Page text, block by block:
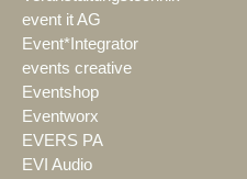
event it AG
Event*Integrator
events creative
Eventshop
Eventworx
EVERS PA
EVI Audio